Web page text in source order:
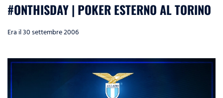
#ONTHISDAY | POKER ESTERNO AL TORINO
Era il 30 settembre 2006